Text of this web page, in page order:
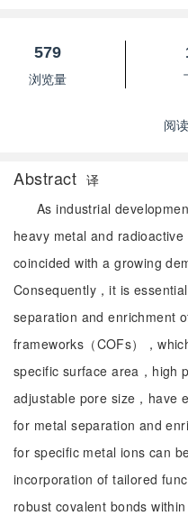
579
浏览量
阅
Abstract 译
As industrial
heavy metal and
coincided with a growing
Consequently，it is
separation and enrichment
frameworks（COFs），
specific surface area，high
adjustable pore size，have
for metal separation and
for specific metal ions can
incorporation of tailored
robust covalent bonds